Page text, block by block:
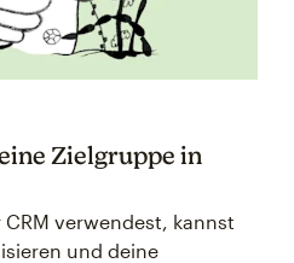
Zielgruppe in
verwendest, kannst
und deine